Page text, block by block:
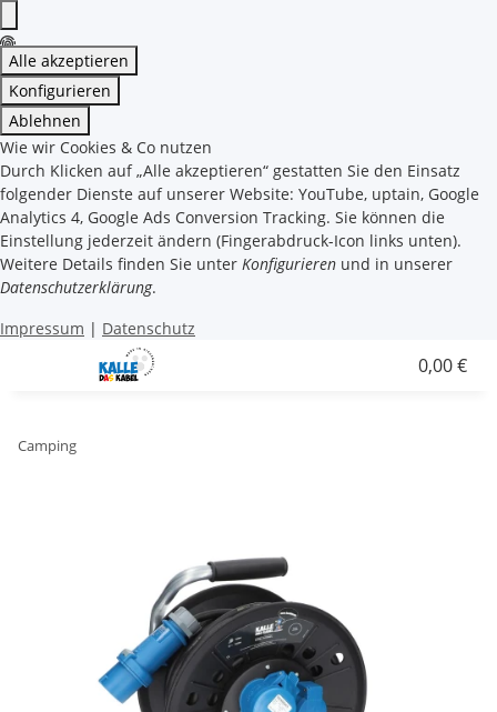
Alle akzeptieren
Konfigurieren
Ablehnen
Wie wir Cookies & Co nutzen
Durch Klicken auf „Alle akzeptieren“ gestatten Sie den Einsatz
folgender Dienste auf unserer Website: YouTube, uptain, Google
Analytics 4, Google Ads Conversion Tracking. Sie können die
Einstellung jederzeit ändern (Fingerabdruck-Icon links unten).
Weitere Details finden Sie unter Konfigurieren und in unserer
Datenschutzerklärung.
Impressum | Datenschutz
0,00 €
Camping